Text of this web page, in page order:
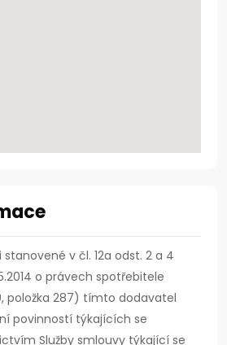
v čl. 12a odst. 2 a 4
o právech spotřebitele
položka 287) tímto dodavatel
povinností týkajících se
Služby smlouvy týkající se